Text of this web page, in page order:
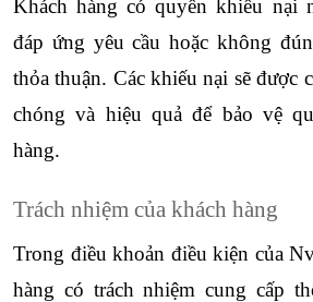
Khách hàng có quyền khiếu nại
đáp ứng yêu cầu hoặc không
thỏa thuận. Các khiếu nại sẽ được
chóng và hiệu quả để bảo vệ
hàng.
Trách nhiệm của khách hàng
Trong điều khoản điều kiện của
hàng có trách nhiệm cung cấp